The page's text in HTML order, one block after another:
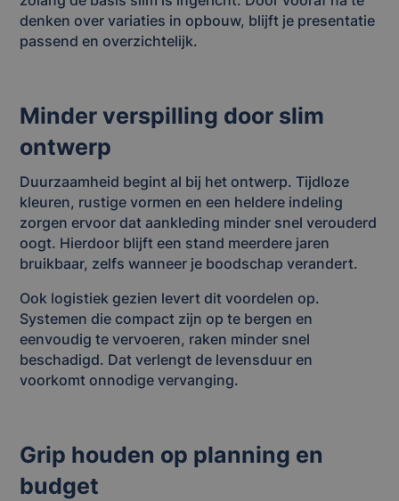
denken over variaties in opbouw, blijft je presentatie
passend en overzichtelijk.
Minder verspilling door slim
ontwerp
Duurzaamheid begint al bij het ontwerp. Tijdloze
kleuren, rustige vormen en een heldere indeling
zorgen ervoor dat aankleding minder snel verouderd
oogt. Hierdoor blijft een stand meerdere jaren
bruikbaar, zelfs wanneer je boodschap verandert.
Ook logistiek gezien levert dit voordelen op.
Systemen die compact zijn op te bergen en
eenvoudig te vervoeren, raken minder snel
beschadigd. Dat verlengt de levensduur en
voorkomt onnodige vervanging.
Grip houden op planning en
budget